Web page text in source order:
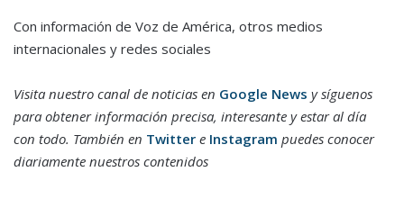
Con información de Voz de América, otros medios
internacionales y redes sociales
Visita nuestro canal de noticias en Google News y síguenos
para obtener información precisa, interesante y estar al día
con todo. También en Twitter e Instagram puedes conocer
diariamente nuestros contenidos